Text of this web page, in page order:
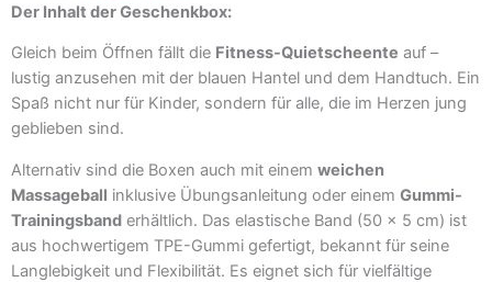
Der Inhalt der Geschenkbox:
Gleich beim Öffnen fällt die Fitness-Quietscheente auf –
lustig anzusehen mit der blauen Hantel und dem Handtuch. Ein
Spaß nicht nur für Kinder, sondern für alle, die im Herzen jung
geblieben sind.
Alternativ sind die Boxen auch mit einem weichen
Massageball inklusive Übungsanleitung oder einem Gummi-
Trainingsband erhältlich. Das elastische Band (50 × 5 cm) ist
aus hochwertigem TPE-Gummi gefertigt, bekannt für seine
Langlebigkeit und Flexibilität. Es eignet sich für vielfältige